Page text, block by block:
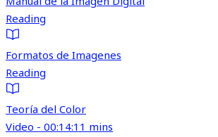
Reading
Formatos de Imagenes
Reading
Teoría del Color
Video - 00:14:11 mins